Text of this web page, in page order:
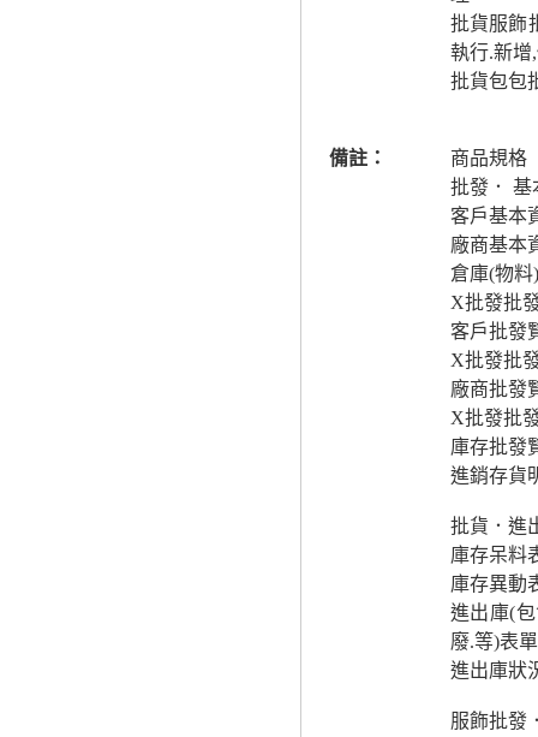
批貨服飾
執行.新增
批貨包包
備註：
商品規格
批發． 基
客戶基本
廠商基本
倉庫(物料)
X批發批
客戶批發
X批發批
廠商批發
X批發批
庫存批發
進銷存貨
批貨．進
庫存呆料
庫存異動
進出庫(
廢.等)表
進出庫狀
服飾批發